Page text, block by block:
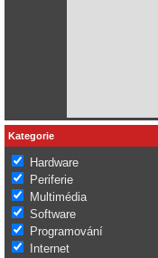
Kategorie
Hardware
Periferie
Multimédia
Software
Programování
Internet